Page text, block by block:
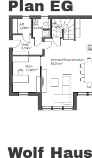
Plan EG
Wolf